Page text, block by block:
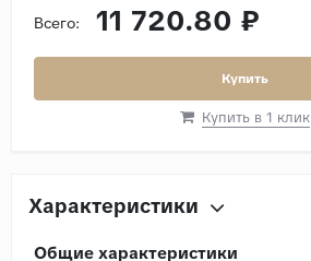
Всего: 11 720.80 ₽
Купить
Купить в 1 клик
Характеристики
Общие характеристики